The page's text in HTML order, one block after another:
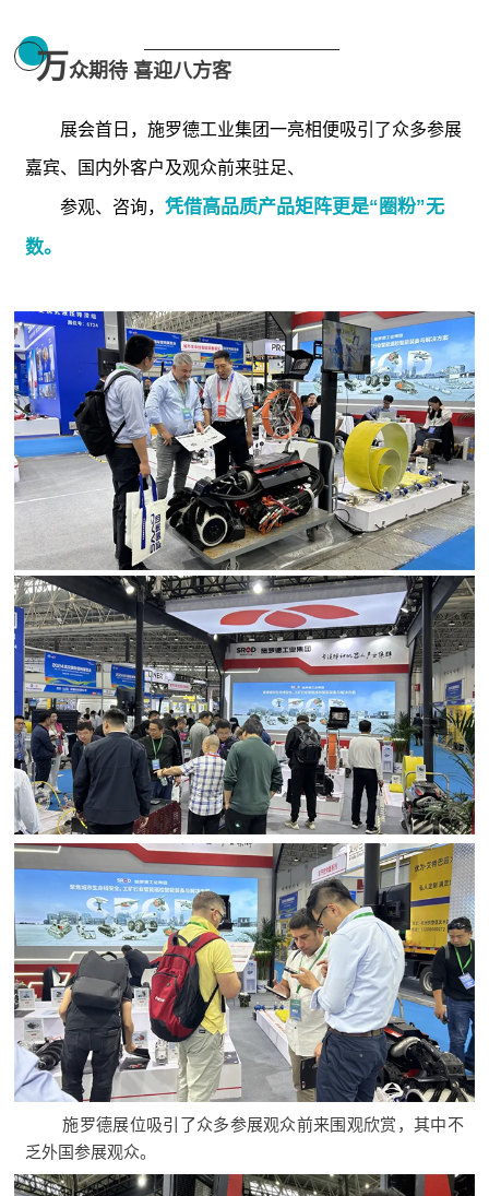
万众期待 喜迎八方客
展会首日，施罗德工业集团一亮相便吸引了众多参展
嘉宾、国内外客户及观众前来驻足、
参观、 咨询，凭借高品质产品矩阵更是“圈粉”无
数。
施罗德展位吸引了众多参展观众前来围观欣赏，其中不
乏外国参展观众。